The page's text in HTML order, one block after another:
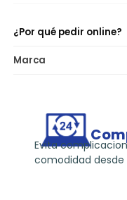
¿Por qué pedir online?
Marca
Evita
comodidad desde